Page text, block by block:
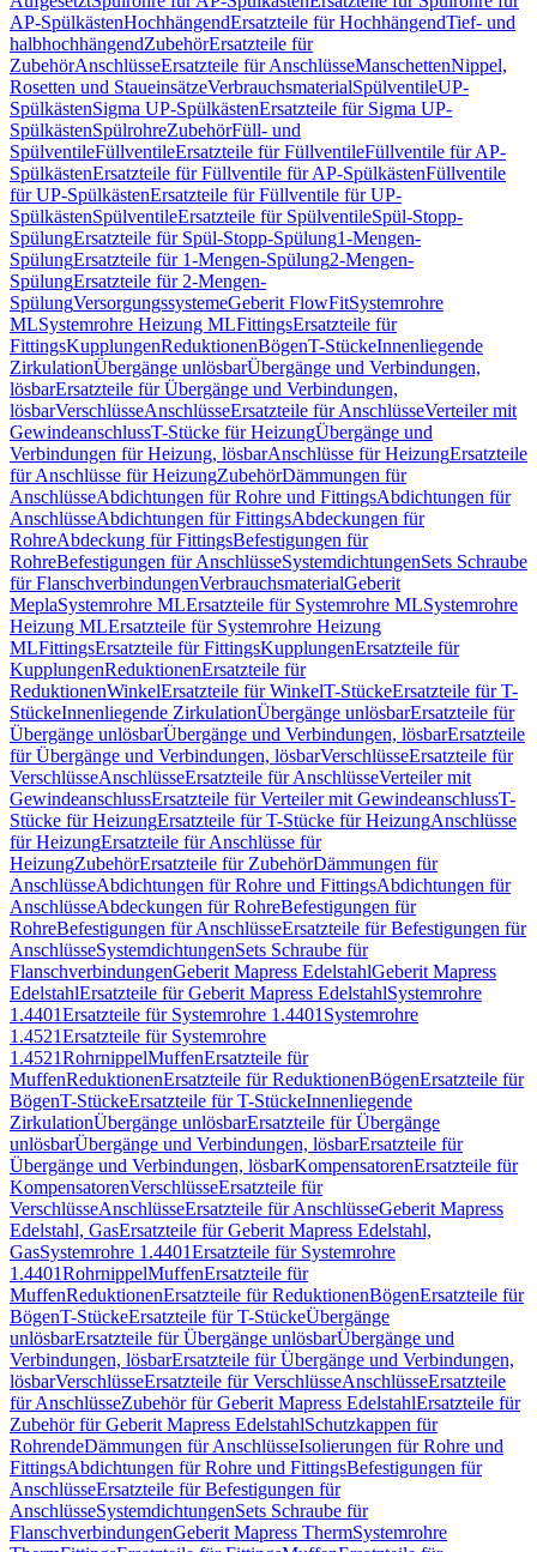
AP-SpülkästenHochhängendErsatzteile für HochhängendTief- und
halbhochhängendZubehörErsatzteile für
ZubehörAnschlüsseErsatzteile für AnschlüsseManschettenNippel,
Rosetten und StaueinsätzeVerbrauchsmaterialSpülventileUP-
SpülkästenSigma UP-SpülkästenErsatzteile für Sigma UP-
SpülkästenSpülrohreZubehörFüll- und
SpülventileFüllventileErsatzteile für FüllventileFüllventile für AP-
SpülkästenErsatzteile für Füllventile für AP-SpülkästenFüllventile
für UP-SpülkästenErsatzteile für Füllventile für UP-
SpülkästenSpülventileErsatzteile für SpülventileSpül-Stopp-
SpülungErsatzteile für Spül-Stopp-Spülung1-Mengen-
SpülungErsatzteile für 1-Mengen-Spülung2-Mengen-
SpülungErsatzteile für 2-Mengen-
SpülungVersorgungssystemeGeberit FlowFitSystemrohre
MLSystemrohre Heizung MLFittingsErsatzteile für
FittingsKupplungenReduktionenBögenT-StückeInnenliegende
ZirkulationÜbergänge unlösbarÜbergänge und Verbindungen,
lösbarErsatzteile für Übergänge und Verbindungen,
lösbarVerschlüsseAnschlüsseErsatzteile für AnschlüsseVerteiler mit
GewindeanschlussT-Stücke für HeizungÜbergänge und
Verbindungen für Heizung, lösbarAnschlüsse für HeizungErsatzteile
für Anschlüsse für HeizungZubehörDämmungen für
AnschlüsseAbdichtungen für Rohre und FittingsAbdichtungen für
AnschlüsseAbdichtungen für FittingsAbdeckungen für
RohreAbdeckung für FittingsBefestigungen für
RohreBefestigungen für AnschlüsseSystemdichtungenSets Schraube
für FlanschverbindungenVerbrauchsmaterialGeberit
MeplaSystemrohre MLErsatzteile für Systemrohre MLSystemrohre
Heizung MLErsatzteile für Systemrohre Heizung
MLFittingsErsatzteile für FittingsKupplungenErsatzteile für
KupplungenReduktionenErsatzteile für
ReduktionenWinkelErsatzteile für WinkelT-StückeErsatzteile für T-
StückeInnenliegende ZirkulationÜbergänge unlösbarErsatzteile für
Übergänge unlösbarÜbergänge und Verbindungen, lösbarErsatzteile
für Übergänge und Verbindungen, lösbarVerschlüsseErsatzteile für
VerschlüsseAnschlüsseErsatzteile für AnschlüsseVerteiler mit
GewindeanschlussErsatzteile für Verteiler mit GewindeanschlussT-
Stücke für HeizungErsatzteile für T-Stücke für HeizungAnschlüsse
für HeizungErsatzteile für Anschlüsse für
HeizungZubehörErsatzteile für ZubehörDämmungen für
AnschlüsseAbdichtungen für Rohre und FittingsAbdichtungen für
AnschlüsseAbdeckungen für RohreBefestigungen für
RohreBefestigungen für AnschlüsseErsatzteile für Befestigungen für
AnschlüsseSystemdichtungenSets Schraube für
FlanschverbindungenGeberit Mapress EdelstahlGeberit Mapress
EdelstahlErsatzteile für Geberit Mapress EdelstahlSystemrohre
1.4401Ersatzteile für Systemrohre 1.4401 Systemrohre
1.4521Ersatzteile für Systemrohre
1.4521RohrnippelMuffenErsatzteile für
MuffenReduktionenErsatzteile für ReduktionenBögenErsatzteile für
BögenT-StückeErsatzteile für T-StückeInnenliegende
ZirkulationÜbergänge unlösbarErsatzteile für Übergänge
unlösbarÜbergänge und Verbindungen, lösbarErsatzteile für
Übergänge und Verbindungen, lösbarKompensatorenErsatzteile für
KompensatorenVerschlüsseErsatzteile für
VerschlüsseAnschlüsseErsatzteile für AnschlüsseGeberit Mapress
Edelstahl, GasErsatzteile für Geberit Mapress Edelstahl,
GasSystemrohre 1.4401Ersatzteile für Systemrohre
1.4401RohrnippelMuffenErsatzteile für
MuffenReduktionenErsatzteile für ReduktionenBögenErsatzteile für
BögenT-StückeErsatzteile für T-StückeÜbergänge
unlösbarErsatzteile für Übergänge unlösbarÜbergänge und
Verbindungen, lösbarErsatzteile für Übergänge und Verbindungen,
lösbarVerschlüsseErsatzteile für VerschlüsseAnschlüsseErsatzteile
für AnschlüsseZubehör für Geberit Mapress EdelstahlErsatzteile für
Zubehör für Geberit Mapress EdelstahlSchutzkappen für
RohrendeDämmungen für AnschlüsseIsolierungen für Rohre und
FittingsAbdichtungen für Rohre und FittingsBefestigungen für
AnschlüsseErsatzteile für Befestigungen für
AnschlüsseSystemdichtungenSets Schraube für
FlanschverbindungenGeberit Mapress ThermSystemrohre